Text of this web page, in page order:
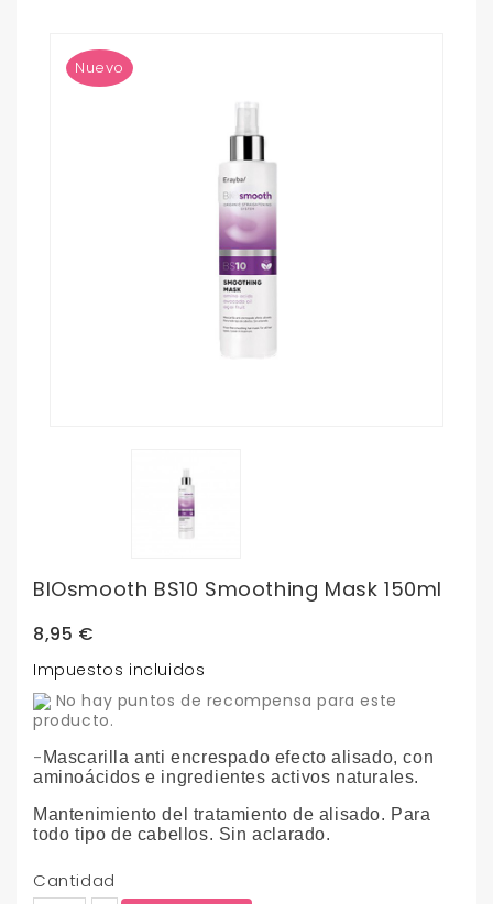
Nuevo
BIOsmooth BS10 Smoothing Mask 150ml
8,95 €
Impuestos incluidos
No hay puntos de recompensa para este
producto.
- Mascarilla anti encrespado efecto alisado, con
aminoácidos e ingredientes activos naturales.
Mantenimiento del tratamiento de alisado. Para
todo tipo de cabellos. Sin aclarado.
Cantidad